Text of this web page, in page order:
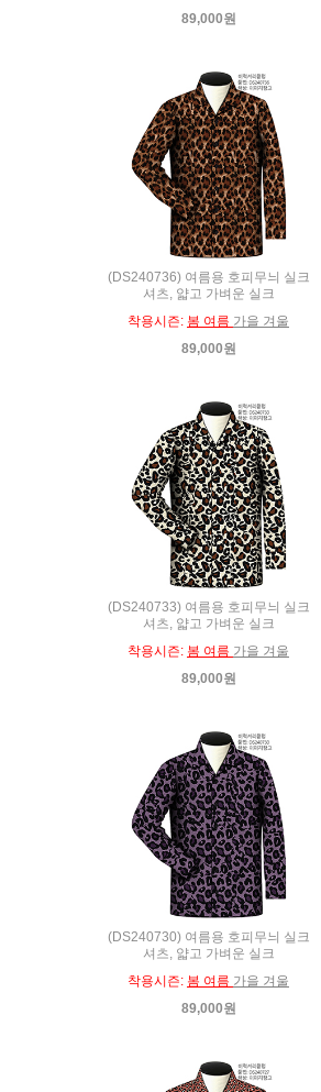
89,000원
(DS240736) 여름용 호피무늬 실크
셔츠, 얇고 가벼운 실크
착용시즌: 봄 여름 가을 겨울
89,000원
(DS240733) 여름용 호피무늬 실크
셔츠, 얇고 가벼운 실크
착용시즌: 봄 여름 가을 겨울
89,000원
(DS240730) 여름용 호피무늬 실크
셔츠, 얇고 가벼운 실크
착용시즌: 봄 여름 가을 겨울
89,000원